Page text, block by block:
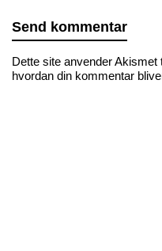
Dette site anvender Akismet
hvordan din kommentar